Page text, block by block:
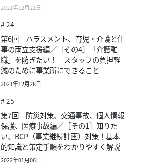
2021年12月21日
# 24
第6回 ハラスメント、育児・介護と仕
事の両立支援編／［その4］「介護離
職」を防ぎたい！ スタッフの負担軽
減のために事業所にできること
2021年12月28日
# 25
第7回 防災対策、交通事故、個人情報
保護、医療事故編／［その1］知りた
い、BCP（事業継続計画）対策！基本
的知識と策定手順をわかりやすく解説
2022年01月06日